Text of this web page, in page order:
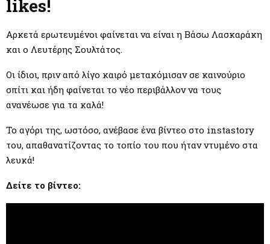
E
U
likes!
Αρκετά ερωτευμένοι φαίνεται να είναι η Βάσω Λασκαράκη
και ο Λευτέρης Σουλτάτος.
Οι ίδιοι, πριν από λίγο καιρό μετακόμισαν σε καινούριο
σπίτι και ήδη φαίνεται το νέο περιβάλλον να τους
ανανέωσε για τα καλά!
Το αγόρι της, ωστόσο, ανέβασε ένα βίντεο στο instastory
του, απαθανατίζοντας το τοπίο του που ήταν ντυμένο στα
λευκά!
Δείτε το βίντεο: